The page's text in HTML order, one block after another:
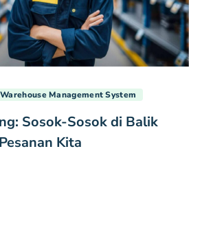
Warehouse Management System
Sosok-Sosok di Balik
Kita